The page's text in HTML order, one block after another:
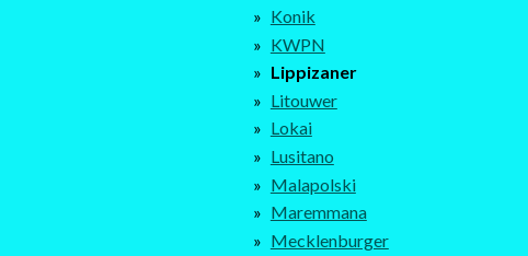
Konik
KWPN
Lippizaner
Litouwer
Lokai
Lusitano
Malapolski
Maremmana
Mecklenburger